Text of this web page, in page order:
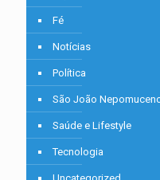
Fé
Notícias
Política
São João
Saúde e Lifestyle
Tecnologia